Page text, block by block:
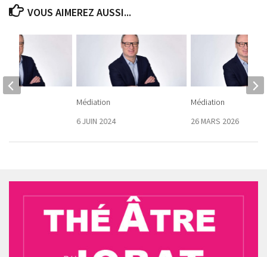
VOUS AIMEREZ AUSSI...
Médiation
6 JUIN 2024
Médiation
26 MARS 2026